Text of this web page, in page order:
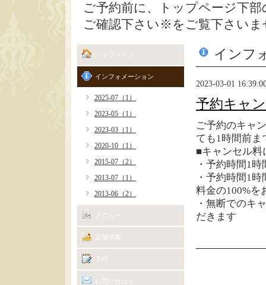
ご予約前に、トップページ下
ご確認下さい※をご覧下さいま
インフ
2023-03-01
予約キャ
ご予約のキャ
ても1時間前ま
■キャンセル料
・予約時間1
・予約時間1
料金の100%を
・無断でのキ
だきます
トップページ
インフォメーション
2025-07（1）
2023-05（1）
2023-03（1）
2020-10（1）
2015-07（2）
2013-07（1）
2013-06（2）
メニュー
店舗情報
予約
お問い合わせ